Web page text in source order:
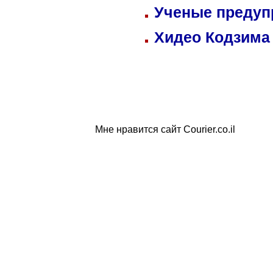
Ученые
Хидео
Мне нравится сайт Courier.co.il